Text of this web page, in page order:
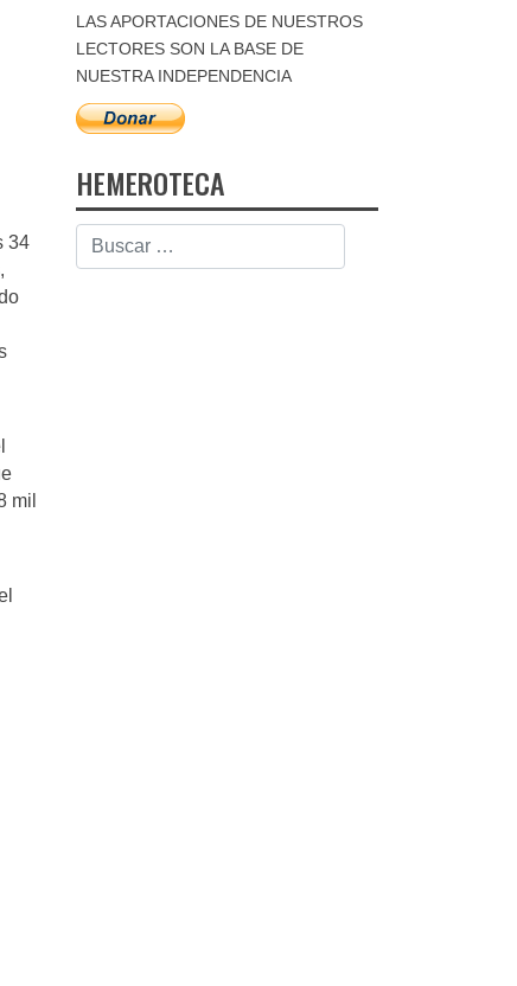
34
mil
LAS APORTACIONES DE NUESTROS
LECTORES SON LA BASE DE
NUESTRA INDEPENDENCIA
HEMEROTECA